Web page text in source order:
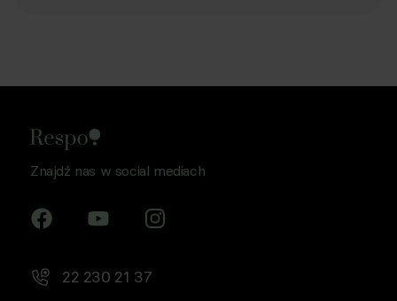
Znajdź nas w social mediach
22 230 21 37